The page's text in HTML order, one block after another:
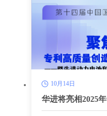
10月14日
华进将亮相2025
造，探寻高价值